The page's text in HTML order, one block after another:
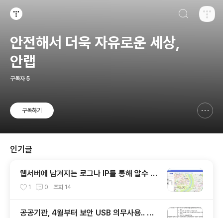
안전해서 더욱 자유로운 세상,
안랩
구독자 5
구독하기
인기글
웹서버에 남겨지는 로그나 IP를 통해 알수 있
는 것들
1 0 조회 14
공공기관, 4월부터 보안 USB 의무사용.. 보